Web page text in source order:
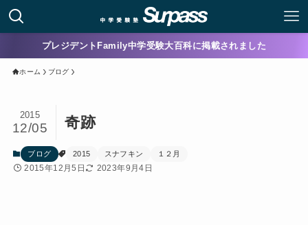
プレジデントFamily中学受験大百科に掲載されました
ホーム ブログ
奇跡
2015
12/05
ブログ 2015 スナフキン １２月
2015年12月5日 2023年9月4日